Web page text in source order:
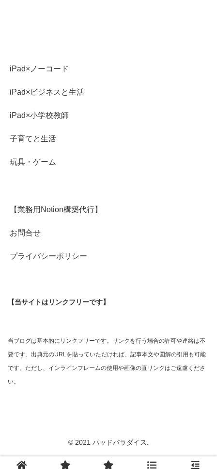
iPad×ノーコード
iPad×ビジネスと生活
iPad×小学校教師
子育てと生活
玩具・ゲーム
【業務用Notion構築代行】
お問合せ
プライバシーポリシー
【当サイトはリンクフリーです】
当ブログは基本的にリンクフリーです。リンクを行う場合の許可や連絡は不
要です。出典元のURLを貼っていただければ、記事本文や図解の引用も可能
です。ただし、インラインフレームの使用や画像の直リンクはご遠慮くださ
い。
© 2021 パッドパラダイス.